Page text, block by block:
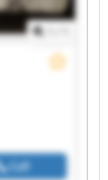
Call